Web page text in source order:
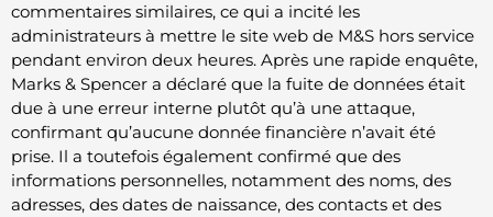
commentaires similaires, ce qui a incité les
administrateurs à mettre le site web de M&S hors service
pendant environ deux heures. Après une rapide enquête,
Marks & Spencer a déclaré que la fuite de données était
due à une erreur interne plutôt qu’à une attaque,
confirmant qu’aucune donnée financière n’avait été
prise. Il a toutefois également confirmé que des
informations personnelles, notamment des noms, des
adresses, des dates de naissance, des contacts et des